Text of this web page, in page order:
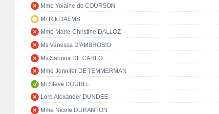
Mme Yolaine de COURSON
Mr Rik DAEMS
Mme Marie-Christine DALLOZ
Ms Vanessa D'AMBROSIO
Ms Sabrina DE CARLO
Mme Jennifer DE TEMMERMAN
Mr Steve DOUBLE
Lord Alexander DUNDEE
Mme Nicole DURANTON